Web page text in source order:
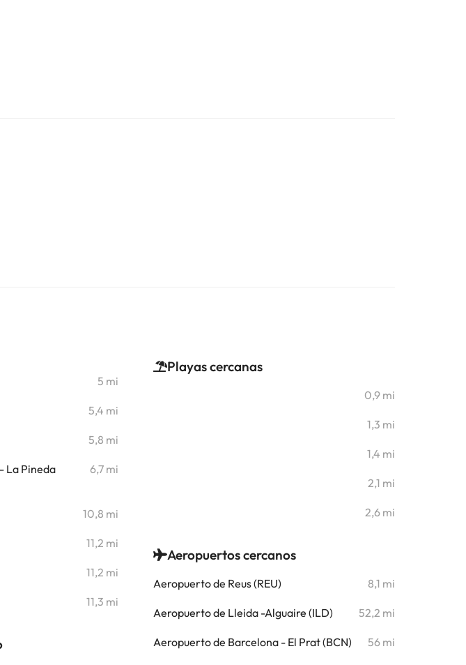
5 mi
5,4 mi
5,8 mi
La Pineda
6,7 mi
10,8 mi
11,2 mi
11,2 mi
11,3 mi
Playas cercanas
0,9 mi
1,3 mi
1,4 mi
2,1 mi
2,6 mi
Aeropuertos cercanos
Aeropuerto de Reus (REU) 8,1 mi
Aeropuerto de Lleida -Alguaire (ILD) 52,2 mi
Aeropuerto de Barcelona - El Prat (BCN) 56 mi